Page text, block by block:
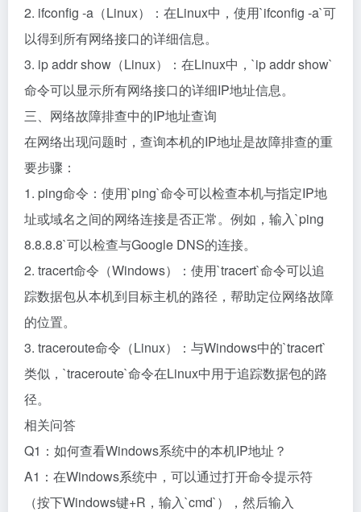
2. ifconfig -a（Linux）：在Linux中，使用`ifconfig -a`可
以得到所有网络接口的详细信息。
3. ip addr show（Linux）：在Linux中，`ip addr show`
命令可以显示所有网络接口的详细IP地址信息。
三、网络故障排查中的IP地址查询
在网络出现问题时，查询本机的IP地址是故障排查的重
要步骤：
1. ping命令：使用`ping`命令可以检查本机与指定IP地
址或域名之间的网络连接是否正常。例如，输入`ping
8.8.8.8`可以检查与Google DNS的连接。
2. tracert命令（Windows）：使用`tracert`命令可以追
踪数据包从本机到目标主机的路径，帮助定位网络故障
的位置。
3. traceroute命令（Linux）：与Windows中的`tracert`
类似，`traceroute`命令在Linux中用于追踪数据包的路
径。
相关问答
Q1：如何查看Windows系统中的本机IP地址？
A1：在Windows系统中，可以通过打开命令提示符
（按下Windows键+R，输入`cmd`），然后输入